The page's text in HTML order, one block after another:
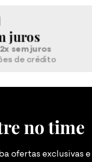
juros
sem juros
de crédito
no time
ofertas exclusivas